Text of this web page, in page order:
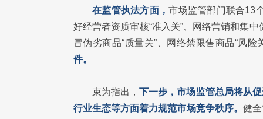
在监管执法方面，市场监管部门联合13
好经营者资质审核“准入关”、网络营销和集
冒伪劣商品“质量关”、网络禁限售商品“风险
件。
束为指出，下一步，市场监管总局将从
行业生态等方面着力规范市场竞争秩序。 健